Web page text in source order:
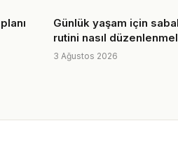
Günlük yaşam için
rutini nasıl
3 Ağustos 2026